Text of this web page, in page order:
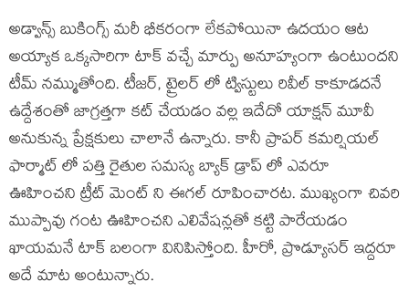
అడ్వాన్స్ బుకింగ్స్ మరీ భీకరంగా లేకపోయినా ఉదయం ఆట
అయ్యాక ఒక్కసారిగా టాక్ వచ్చే మార్పు అనూహ్యంగా ఉంటుందని
టీమ్ నమ్ముతోంది. టీజర్, ట్రైలర్ లో ట్విస్టులు రివీల్ కాకూడదనే
ఉద్దేశంతో జాగ్రత్తగా కట్ చేయడం వల్ల ఇదేదో యాక్షన్ మూవీ
అనుకున్న ప్రేక్షకులు చాలానే ఉన్నారు. కానీ ప్రాపర్ కమర్షియల్
ఫార్మాట్ లో పత్తి రైతుల సమస్య బ్యాక్ డ్రాప్ లో ఎవరూ
ఊహించని ట్రీట్ మెంట్ ని ఈగల్ రూపించారట. ముఖ్యంగా చివరి
ముప్పావు గంట ఊహించని ఎలివేషన్లతో కట్టి పారేయడం
ఖాయమనే టాక్ బలంగా వినిపిస్తోంది. హీరో, ప్రొడ్యూసర్ ఇద్దరూ
అదే మాట అంటున్నారు.